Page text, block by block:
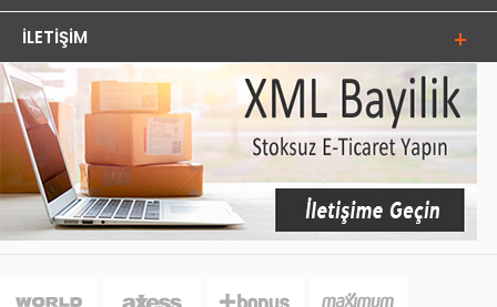
İLETIŞIM